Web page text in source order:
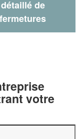
détaillé de
fermetures
votre